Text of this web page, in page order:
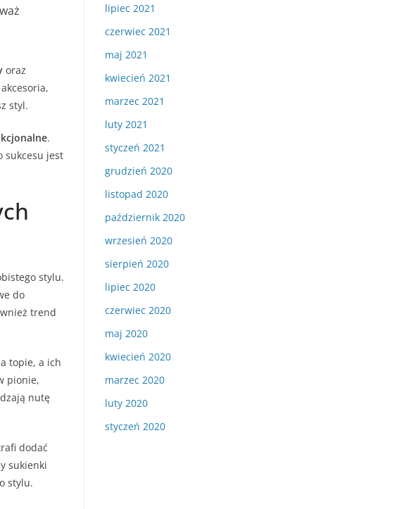
oraz
styl.
.
sukcesu jest
stylu.
do
trend
topie, a ich
pionie,
nutę
dodać
sukienki
stylu.
lipiec 2021
czerwiec 2021
maj 2021
kwiecień 2021
marzec 2021
luty 2021
styczeń 2021
grudzień 2020
listopad 2020
październik 2020
wrzesień 2020
sierpień 2020
lipiec 2020
czerwiec 2020
maj 2020
kwiecień 2020
marzec 2020
luty 2020
styczeń 2020